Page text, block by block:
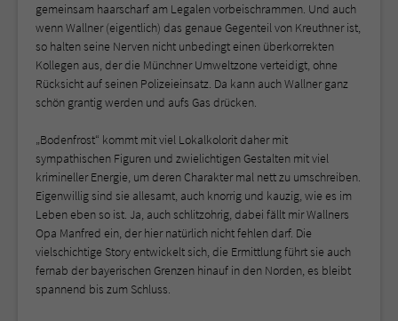
gemeinsam haarscharf am Legalen vorbeischrammen. Und auch
wenn Wallner (eigentlich) das genaue Gegenteil von Kreuthner ist,
so halten seine Nerven nicht unbedingt einen überkorrekten
Kollegen aus, der die Münchner Umweltzone verteidigt, ohne
Rücksicht auf seinen Polizeieinsatz. Da kann auch Wallner ganz
schön grantig werden und aufs Gas drücken.
„Bodenfrost“ kommt mit viel Lokalkolorit daher mit
sympathischen Figuren und zwielichtigen Gestalten mit viel
krimineller Energie, um deren Charakter mal nett zu umschreiben.
Eigenwillig sind sie allesamt, auch knorrig und kauzig, wie es im
Leben eben so ist. Ja, auch schlitzohrig, dabei fällt mir Wallners
Opa Manfred ein, der hier natürlich nicht fehlen darf. Die
vielschichtige Story entwickelt sich, die Ermittlung führt sie auch
fernab der bayerischen Grenzen hinauf in den Norden, es bleibt
spannend bis zum Schluss.